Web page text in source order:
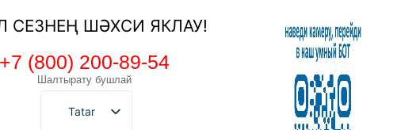
СЕЗНЕҢ ШӘХСИ ЯКЛАУ!
+7 (800) 200-89-54
Шалтырату бушлай
Tatar